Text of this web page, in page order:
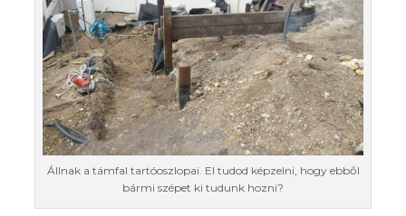
Állnak a támfal tartóoszlopai. El tudod képzelni, hogy ebből
bármi szépet ki tudunk hozni?